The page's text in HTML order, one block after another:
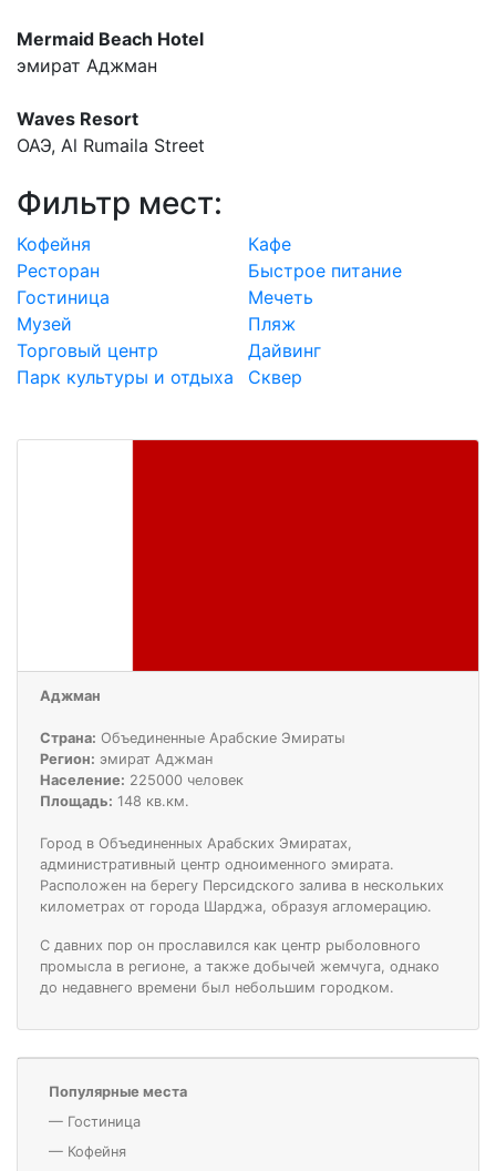
Mermaid Beach Hotel
эмират Аджман
Waves Resort
ОАЭ, Al Rumaila Street
Фильтр мест:
Кофейня
Кафе
Ресторан
Быстрое питание
Гостиница
Мечеть
Музей
Пляж
Торговый центр
Дайвинг
Парк культуры и отдыха
Сквер
Аджман
Страна: Объединенные Арабские Эмираты
Регион: эмират Аджман
Население: 225000 человек
Площадь: 148 кв.км.
Город в Объединенных Арабских Эмиратах,
административный центр одноименного эмирата.
Расположен на берегу Персидского залива в нескольких
километрах от города Шарджа, образуя агломерацию.
С давних пор он прославился как центр рыболовного
промысла в регионе, а также добычей жемчуга, однако
до недавнего времени был небольшим городком.
Популярные места
— Гостиница
— Кофейня